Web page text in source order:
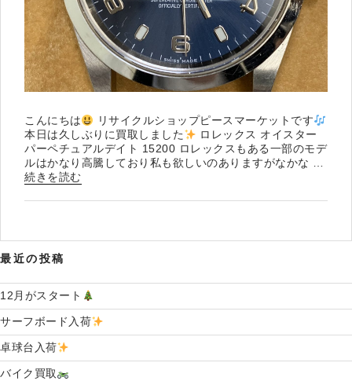
こんにちは
リサイクルショップピースマーケットです
本日は久しぶりに買取しました
ロレックス オイスター
パーペチュアルデイト 15200 ロレックスもある一部のモデ
ルはかなり高騰しており私も欲しいのありますがなかな …
“ロ
ッ
取
ま
し
た
”
の
続きを読む
最近の投稿
12月がスタート
サーフボード入荷
卓球台入荷
バイク買取